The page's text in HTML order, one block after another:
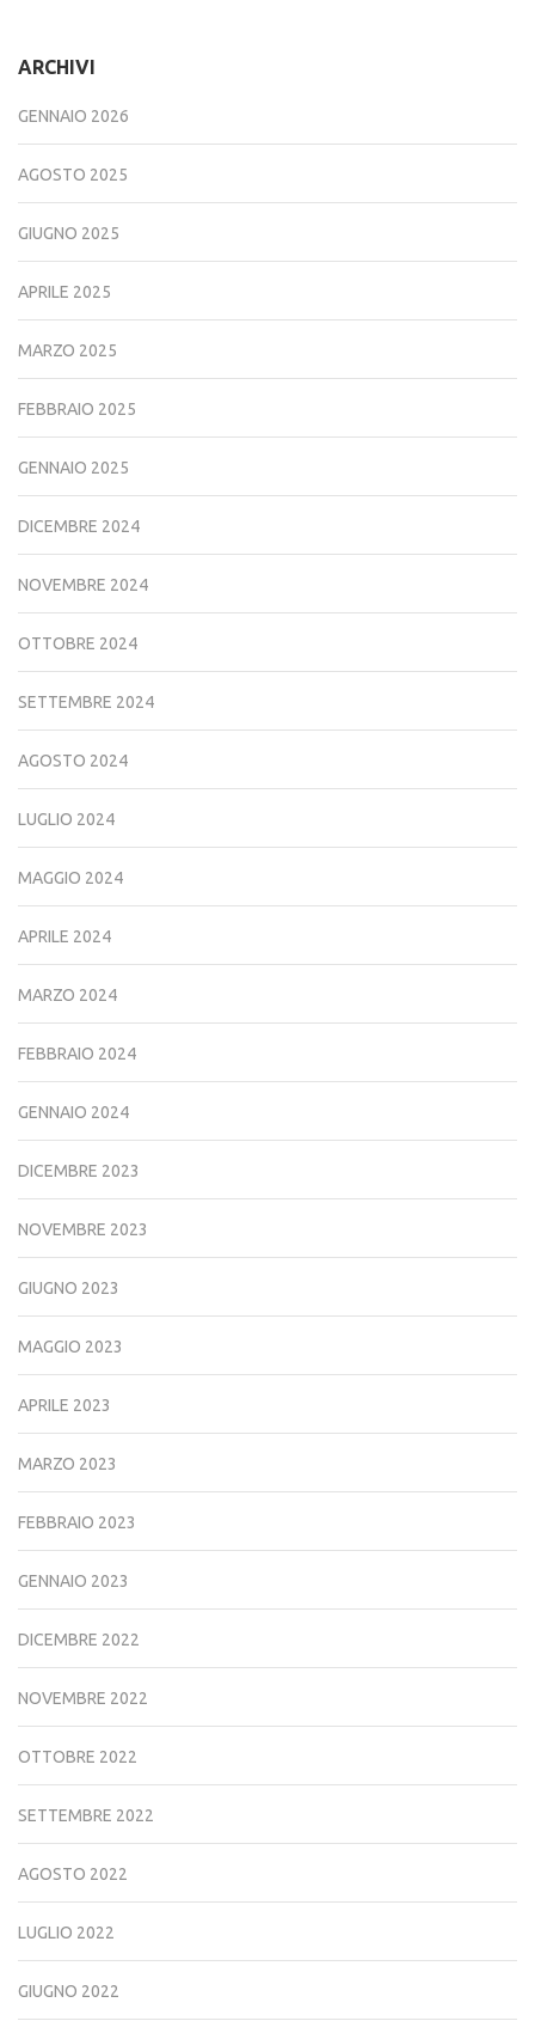
ARCHIVI
GENNAIO 2026
AGOSTO 2025
GIUGNO 2025
APRILE 2025
MARZO 2025
FEBBRAIO 2025
GENNAIO 2025
DICEMBRE 2024
NOVEMBRE 2024
OTTOBRE 2024
SETTEMBRE 2024
AGOSTO 2024
LUGLIO 2024
MAGGIO 2024
APRILE 2024
MARZO 2024
FEBBRAIO 2024
GENNAIO 2024
DICEMBRE 2023
NOVEMBRE 2023
GIUGNO 2023
MAGGIO 2023
APRILE 2023
MARZO 2023
FEBBRAIO 2023
GENNAIO 2023
DICEMBRE 2022
NOVEMBRE 2022
OTTOBRE 2022
SETTEMBRE 2022
AGOSTO 2022
LUGLIO 2022
GIUGNO 2022